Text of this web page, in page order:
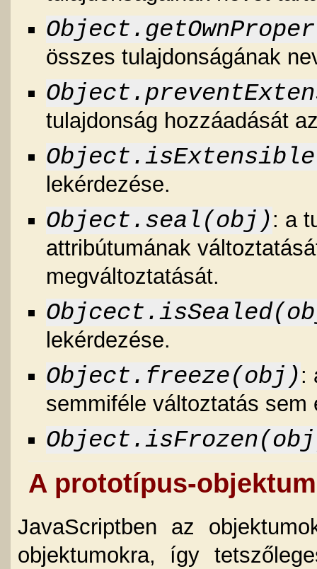
összes tulajdonságának
tulajdonság hozzáadását
lekérdezése.
Object.seal(obj): a
attribútumának
megváltoztatását.
lekérdezése.
Object.freeze(obj):
semmiféle változtatás
A prototípus-objektum
JavaScriptben az
objektumokra, így